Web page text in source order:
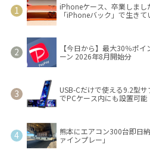
iPhoneケース、卒業しま
「iPhoneバック」で生きて
【今日から】最大30％ポ
ーン 2026年8月開始分
USB-Cだけで使える9.2型
でPCケース内にも設置可能
熊本にエアコン300台即日
ァインプレー」